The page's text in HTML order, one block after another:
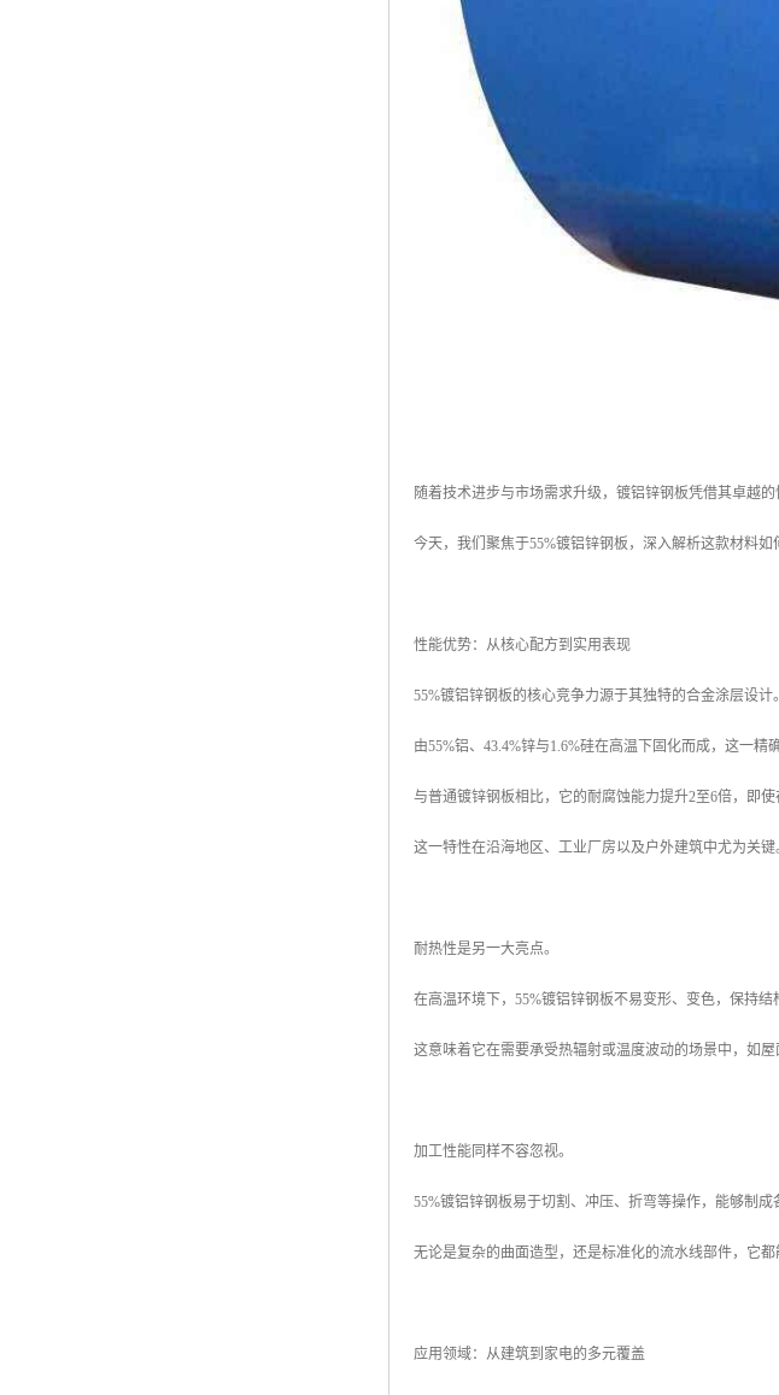
随着技术进步与市场需求升级，镀铝锌钢板凭借其卓越
今天，我们聚焦于55%镀铝锌钢板，深入解析这款材料
性能优势：从核心配方到实用表现
55%镀铝锌钢板的核心竞争力源于其独特的合金涂层设计。
由55%铝、43.4%锌与1.6%硅在高温下固化而成，这一精
与普通镀锌钢板相比，它的耐腐蚀能力提升2至6倍，即
这一特性在沿海地区、工业厂房以及户外建筑中尤为关键
耐热性是另一大亮点。
在高温环境下，55%镀铝锌钢板不易变形、变色，保持结
这意味着它在需要承受热辐射或温度波动的场景中，如
加工性能同样不容忽视。
55%镀铝锌钢板易于切割、冲压、折弯等操作，能够制
无论是复杂的曲面造型，还是标准化的流水线部件，它都
应用领域：从建筑到家电的多元覆盖